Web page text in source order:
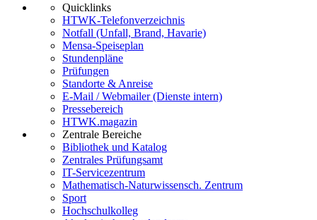
Quicklinks
HTWK-Telefonverzeichnis
Notfall (Unfall, Brand, Havarie)
Mensa-Speiseplan
Stundenpläne
Prüfungen
Standorte & Anreise
E-Mail / Webmailer (Dienste intern)
Pressebereich
HTWK.magazin
Zentrale Bereiche
Bibliothek und Katalog
Zentrales Prüfungsamt
IT-Servicezentrum
Mathematisch-Naturwissensch. Zentrum
Sport
Hochschulkolleg